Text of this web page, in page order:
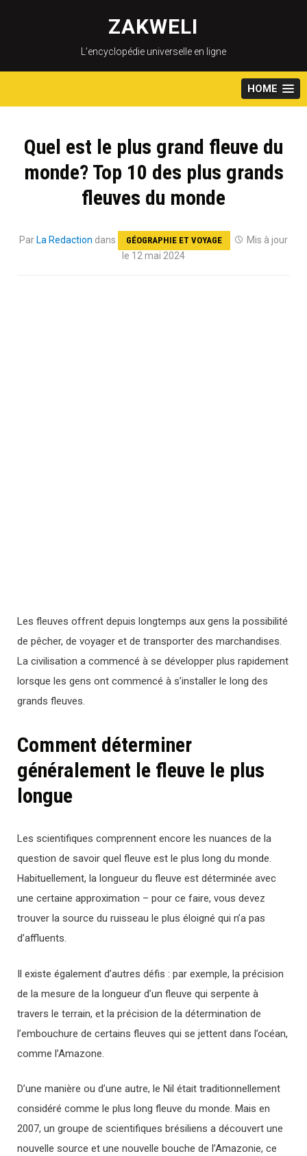
content
ZAKWELI
L’encyclopédie universelle en ligne
HOME
Quel est le plus grand fleuve du
monde? Top 10 des plus grands
fleuves du monde
Par La Redaction dans GÉOGRAPHIE ET VOYAGE
Mis à jour
le 12 mai 2024
Les fleuves offrent depuis longtemps aux gens la possibilité
de pêcher, de voyager et de transporter des marchandises.
La civilisation a commencé à se développer plus rapidement
lorsque les gens ont commencé à s’installer le long des
grands fleuves.
Comment déterminer
généralement le fleuve le plus
longue
Les scientifiques comprennent encore les nuances de la
question de savoir quel fleuve est le plus long du monde.
Habituellement, la longueur du fleuve est déterminée avec
une certaine approximation – pour ce faire, vous devez
trouver la source du ruisseau le plus éloigné qui n’a pas
d’affluents.
Il existe également d’autres défis : par exemple, la précision
de la mesure de la longueur d’un fleuve qui serpente à
travers le terrain, et la précision de la détermination de
l’embouchure de certains fleuves qui se jettent dans l’océan,
comme l’Amazone.
D’une manière ou d’une autre, le Nil était traditionnellement
considéré comme le plus long fleuve du monde. Mais en
2007, un groupe de scientifiques brésiliens a découvert une
nouvelle source et une nouvelle bouche de l’Amazonie, ce